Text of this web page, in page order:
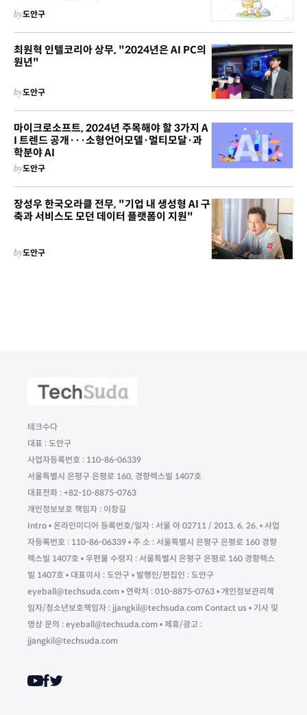
by도안구
최원혁 인텔코리아 상무, "2024년은 AI PC의
원년"
by도안구
마이크로소프트, 2024년 주목해야 할 3가지 A
I 트렌드 공개···소형언어모델·멀티모달·과
학분야 AI
by도안구
장성우 한국오라클 전무, "기업 내 생성형 AI 구
축과 서비스도 모던 데이터 플랫폼이 지원"
by도안구
테크수다
대표 : 도안구
사업자등록번호 : 110-86-06339
서울특별시 은평구 은평로 160, 경향렉스빌 1407호
대표전화 : +82-10-8875-0763
개인정보보호 책임자 : 이창길
Intro • 온라인미디어 등록번호/일자 : 서울 아 02711 / 2013. 6. 26. • 사업
자등록번호 : 110-86-06339 • 주 소 : 서울특별시 은평구 은평로 160 경향
렉스빌 1407호 • 우편물 수령지 : 서울특별시 은평구 은평로 160 경향렉스
빌 1407호 • 대표이사 : 도안구 • 발행인/편집인 : 도안구
eyeball@techsuda.com • 연락처 : 010-8875-0763 • 개인정보관리책
임자/청소년보호책임자 : jjangkil@techsuda.com Contact us • 기사 및
영상 문의 : eyeball@techsuda.com • 제휴/광고 :
jjangkil@techsuda.com